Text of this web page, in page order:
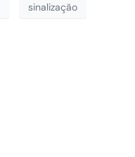
sinalização